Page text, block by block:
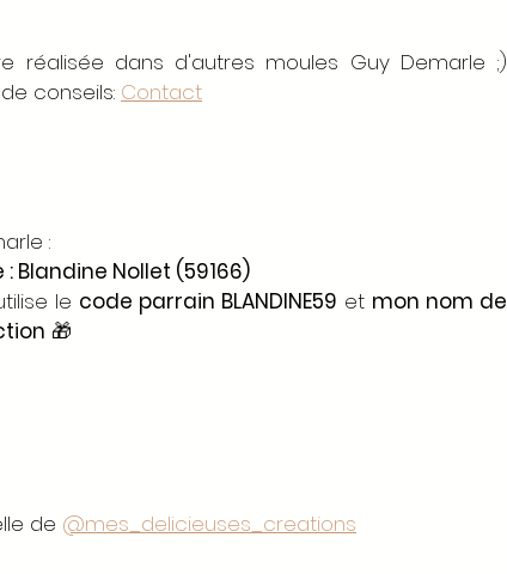
réalisée dans d'autres moules Guy Demarle ;)
conseils: Contact
:
Blandine Nollet (59166)
le code parrain BLANDINE59 et mon nom de
🎁
de @mes_delicieuses_creations